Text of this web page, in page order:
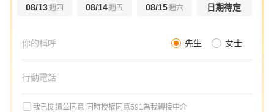
08/13週四 08/14週五 08/15週六 日期待定
先生 女士
我已閱讀並同意 同時授權同意591為我轉接中介